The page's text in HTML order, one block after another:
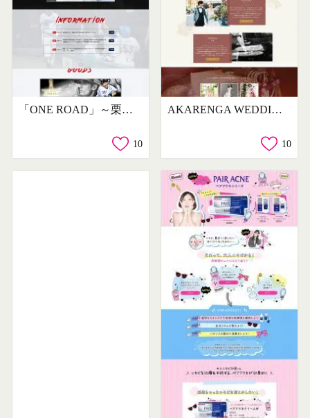
「ONE ROAD」～栗山巧選手2000安打への道～
10
AKARENGA WEDDING
10